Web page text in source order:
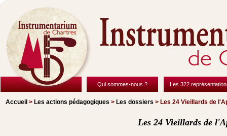
Qui sommes-nous ? Les 322
Accueil > Les actions pédagogiques > Les dossiers > Les 24 Vieillards de
Les 24 Vieillards de